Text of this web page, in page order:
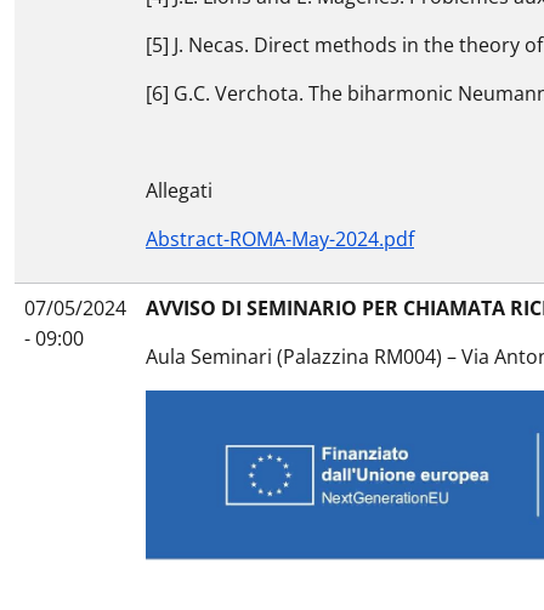
[5] J. Necas. Direct methods in the theory
[6] G.C. Verchota. The biharmonic
Allegati
Abstract-ROMA-May-2024.pdf
07/05/2024
- 09:00
AVVISO DI SEMINARIO PER CHIAMATA
Aula Seminari (Palazzina RM004) – Via